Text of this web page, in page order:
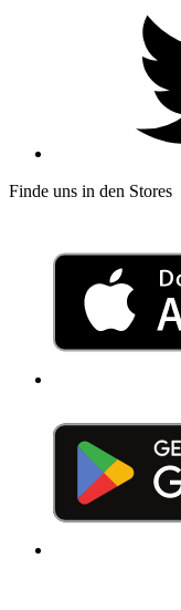
Finde uns in den Stores